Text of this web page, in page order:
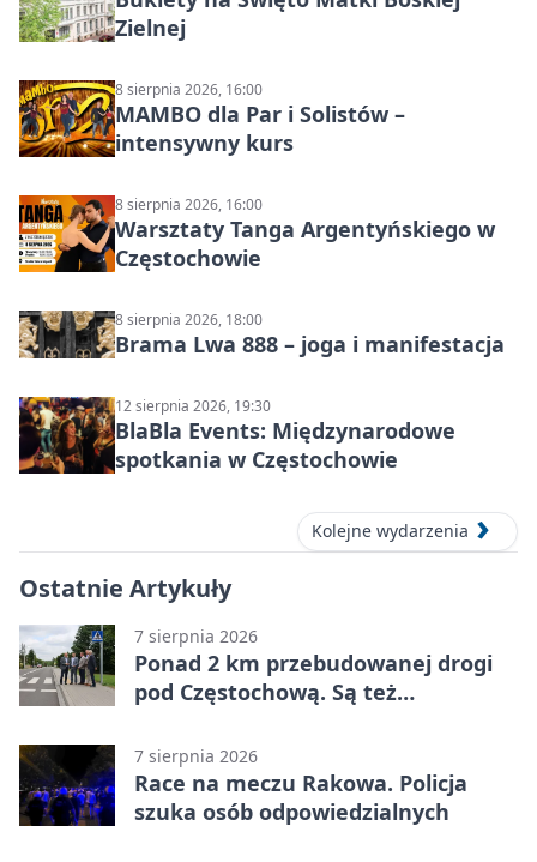
Zielnej
8 sierpnia 2026, 16:00
MAMBO dla Par i Solistów –
intensywny kurs
8 sierpnia 2026, 16:00
Warsztaty Tanga Argentyńskiego w
Częstochowie
8 sierpnia 2026, 18:00
Brama Lwa 888 – joga i manifestacja
12 sierpnia 2026, 19:30
BlaBla Events: Międzynarodowe
spotkania w Częstochowie
Kolejne wydarzenia
Ostatnie Artykuły
7 sierpnia 2026
Ponad 2 km przebudowanej drogi
pod Częstochową. Są też
7 sierpnia 2026
Race na meczu Rakowa. Policja
szuka osób odpowiedzialnych